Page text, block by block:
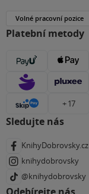
Volné pracovní pozice
Platební metody
+ 17
Sledujte nás
KnihyDobrovsky.cz
knihydobrovsky
@knihydobrovsky